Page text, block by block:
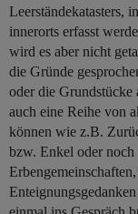
Leerständekatasters,
innerorts erfasst
wird es aber nicht
die Gründe
oder die
auch eine Reihe von
können wie z.B.
bzw. Enkel oder